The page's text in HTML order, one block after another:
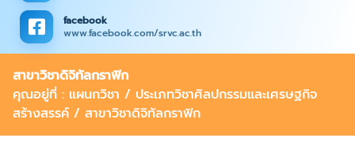
facebook
www.facebook.com/srvc.ac.th
สาขาวิชาดิจิทัลกราฟิก
คุณอยู่ที่ : แผนกวิชา / ประเภทวิชาศิลปกรรมและเศรษฐกิจ
สร้างสรรค์ / สาขาวิชาดิจิทัลกราฟิก